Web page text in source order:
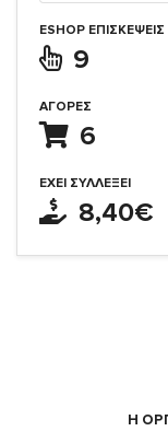
ESHOP ΕΠΙΣΚΈΨΕΙΣ
9
ΑΓΟΡΈΣ
6
ΈΧΕΙ ΣΥΛΛΈΞΕΙ
8,40€
Η